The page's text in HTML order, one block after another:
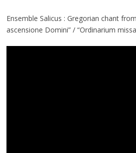
Ensemble Salicus : Gregorian chant
ascensione Domini” / “Ordinarium